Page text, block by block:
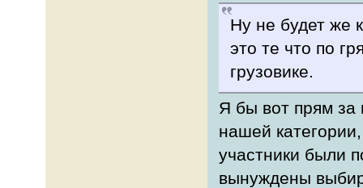
Ну не будет же
это те что по
грузовике.
Я бы вот прям за
нашей
участники были
вынуждены